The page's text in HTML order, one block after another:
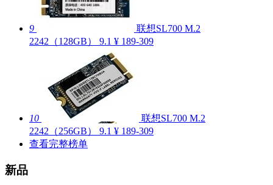
9
联想SL700 M.2
2242（128GB）
9.1 ¥ 189-309
10
联想SL700 M.2
2242（256GB）
9.1 ¥ 189-309
查看完整榜单
新品